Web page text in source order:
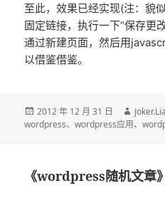
至此，效果已经实现(注：貌
固定链接，执行一下“保存更
通过新建页面，然后用
以借鉴借鉴。
发
布
2012 年 12 月 31 日
作
者
wordpress、wordpress应用、
《wordpress随机文章